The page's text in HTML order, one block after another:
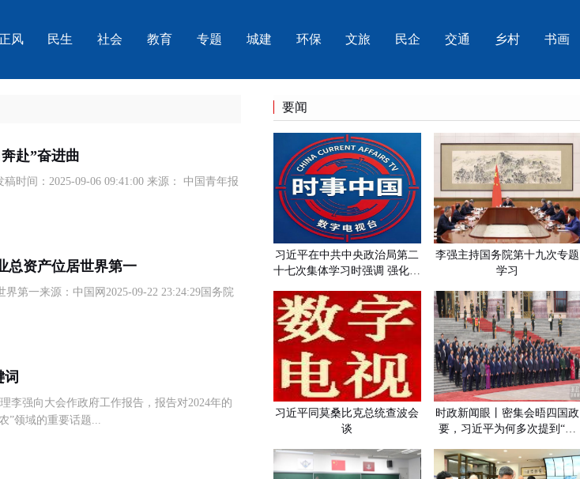
正风 民生 社会 教育 专题 城建 环保 文旅 民企 交通 乡村 书画
赴”奋进曲
时间：2025-09-06 09:41:00 来源： 中国青年报
总资产位居世界第一
第一来源：中国网2025-09-22 23:24:29国务院
李强向大会作政府工作报告，报告对2024年的
”领域的重要话题...
要闻
习近平在中共中央政治局第二
十七次集体学习时强调 强化政
推进国防和军队现代
李强主持国务院第十九次专题
学习
习近平同莫桑比克总统查波会
谈
时政新闻眼丨密集会晤四国政
要，习近平为何多次提到“战